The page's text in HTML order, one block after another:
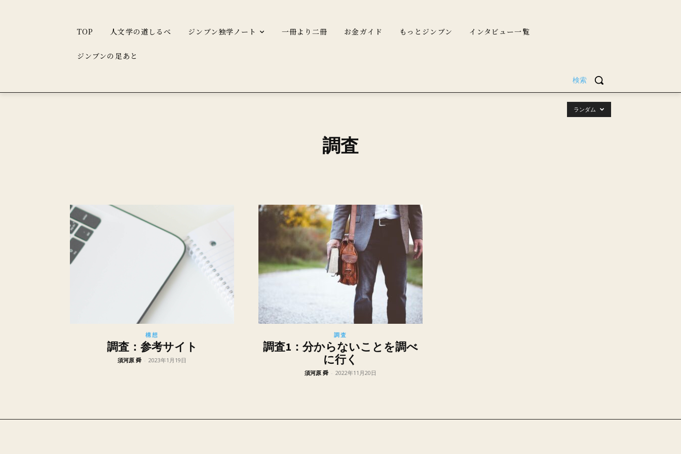
TOP 人文学の道しるべ ジンブン独学ノート 一冊より二冊 お金ガイド もっとジンブン インタビュー一覧
ジンブンの足あと
検索
調査
ランダム
構想
調査：参考サイト
須河原 舜 - 2023年1月19日
調査
調査1：分からないことを調べ
に行く
須河原 舜 - 2022年11月20日